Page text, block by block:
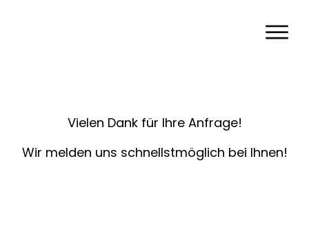
Vielen Dank für Ihre Anfrage!
Wir melden uns schnellstmöglich bei Ihnen!